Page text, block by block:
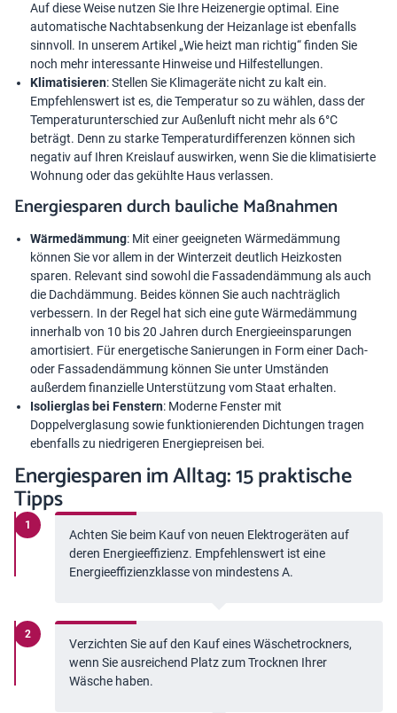
Auf diese Weise nutzen Sie Ihre Heizenergie optimal. Eine
automatische Nachtabsenkung der Heizanlage ist ebenfalls
sinnvoll. In unserem Artikel „Wie heizt man richtig“ finden Sie
noch mehr interessante Hinweise und Hilfestellungen.
Klimatisieren: Stellen Sie Klimageräte nicht zu kalt ein.
Empfehlenswert ist es, die Temperatur so zu wählen, dass der
Temperaturunterschied zur Außenluft nicht mehr als 6°C
beträgt. Denn zu starke Temperaturdifferenzen können sich
negativ auf Ihren Kreislauf auswirken, wenn Sie die klimatisierte
Wohnung oder das gekühlte Haus verlassen.
Energiesparen durch bauliche Maßnahmen
Wärmedämmung: Mit einer geeigneten Wärmedämmung
können Sie vor allem in der Winterzeit deutlich Heizkosten
sparen. Relevant sind sowohl die Fassadendämmung als auch
die Dachdämmung. Beides können Sie auch nachträglich
verbessern. In der Regel hat sich eine gute Wärmedämmung
innerhalb von 10 bis 20 Jahren durch Energieeinsparungen
amortisiert. Für energetische Sanierungen in Form einer Dach-
oder Fassadendämmung können Sie unter Umständen
außerdem finanzielle Unterstützung vom Staat erhalten.
Isolierglas bei Fenstern: Moderne Fenster mit
Doppelverglasung sowie funktionierenden Dichtungen tragen
ebenfalls zu niedrigeren Energiepreisen bei.
Energiesparen im Alltag: 15 praktische
Tipps
Achten Sie beim Kauf von neuen Elektrogeräten auf
deren Energieeffizienz. Empfehlenswert ist eine
Energieeffizienzklasse von mindestens A.
Verzichten Sie auf den Kauf eines Wäschetrockners,
wenn Sie ausreichend Platz zum Trocknen Ihrer
Wäsche haben.